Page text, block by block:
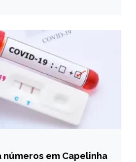
números em Capelinha